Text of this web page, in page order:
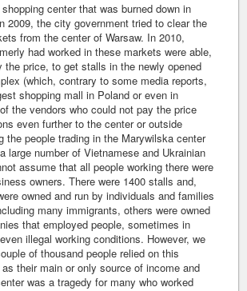
center that was burned down in
2009, the city government tried to clear the
from the center of Warsaw. In 2010,
had worked in these markets were able,
the price, to get stalls in the newly opened
(which, contrary to some media reports,
shopping mall in Poland or even in
the vendors who could not pay the price
even further to the center or outside
the people trading in the Marywilska center
large number of Vietnamese and Ukrainian
assume that all people working there were
owners. There were 1400 stalls and,
owned and run by individuals and families
many immigrants, others were owned
that employed people, sometimes in
illegal working conditions. However, we
of thousand people relied on this
their main or only source of income and
was a tragedy for many who worked